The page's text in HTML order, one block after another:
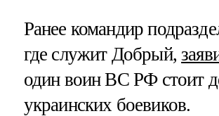
Ранее командир
где служит Добрый,
один воин ВС РФ стоит
украинских боевиков.